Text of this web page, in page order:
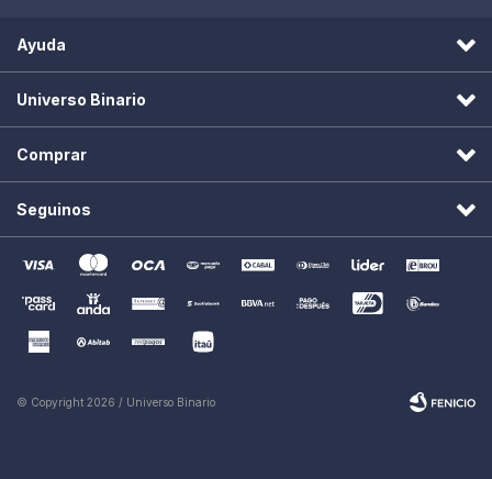
Ayuda
Universo Binario
Comprar
Seguinos
© Copyright 2026 / Universo Binario